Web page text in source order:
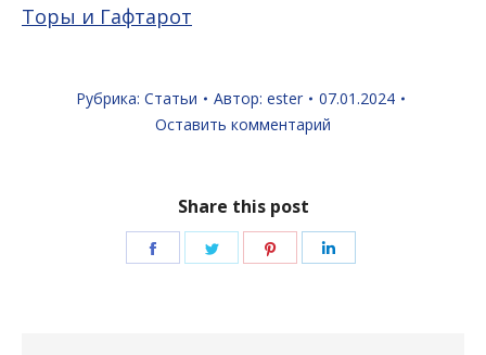
Торы и Гафтарот
Рубрика: Статьи Автор: ester
07.01.2024
Оставить комментарий
Share this post
ПоделитьсяПоделитьсяПоделиться